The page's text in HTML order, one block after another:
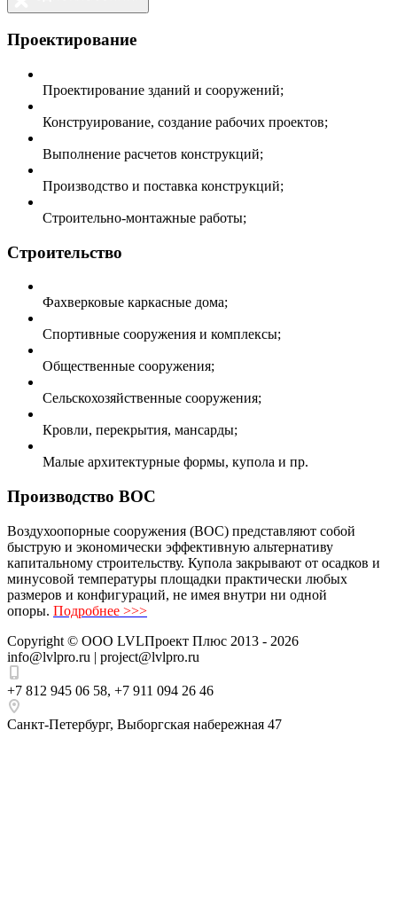
Проектирование
Проектирование зданий и сооружений;
Конструирование, создание рабочих проектов;
Выполнение расчетов конструкций;
Производство и поставка конструкций;
Строительно-монтажные работы;
Строительство
Фахверковые каркасные дома;
Спортивные сооружения и комплексы;
Общественные сооружения;
Сельскохозяйственные сооружения;
Кровли, перекрытия, мансарды;
Малые архитектурные формы, купола и пр.
Производство ВОС
Воздухоопорные сооружения (ВОС) представляют собой
быструю и экономически эффективную альтернативу
капитальному строительству. Купола закрывают от осадков и
минусовой температуры площадки практически любых
размеров и конфигураций, не имея внутри ни одной
опоры. Подробнее >>>
Copyright © ООО LVLПроект Плюс 2013 - 2026
info@lvlpro.ru | project@lvlpro.ru
+7 812 945 06 58, +7 911 094 26 46
Санкт-Петербург, Выборгская набережная 47